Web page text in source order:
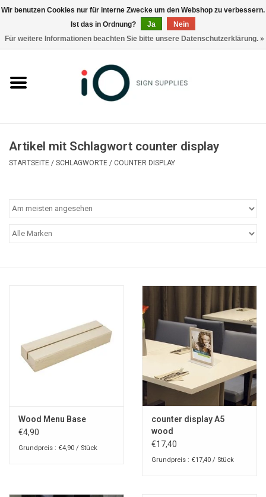
Marken
Artikel mit Schlagwort counter display
STARTSEITE / SCHLAGWORTE / COUNTER DISPLAY
Wood Menu Base
€4,90
Grundpreis : €4,90 / Stück
counter display A5
wood
€17,40
Grundpreis : €17,40 / Stück
Wir benutzen Cookies nur für interne Zwecke um den Webshop zu verbessern.
Ist das in Ordnung?
Ja
Nein
Für weitere Informationen beachten Sie bitte unsere Datenschutzerklärung. »